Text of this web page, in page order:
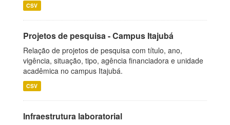
CSV
Projetos de pesquisa - Campus Itajubá
Relação de projetos de pesquisa com título, ano,
vigência, situação, tipo, agência financiadora e unidade
acadêmica no campus Itajubá.
CSV
Infraestrutura laboratorial